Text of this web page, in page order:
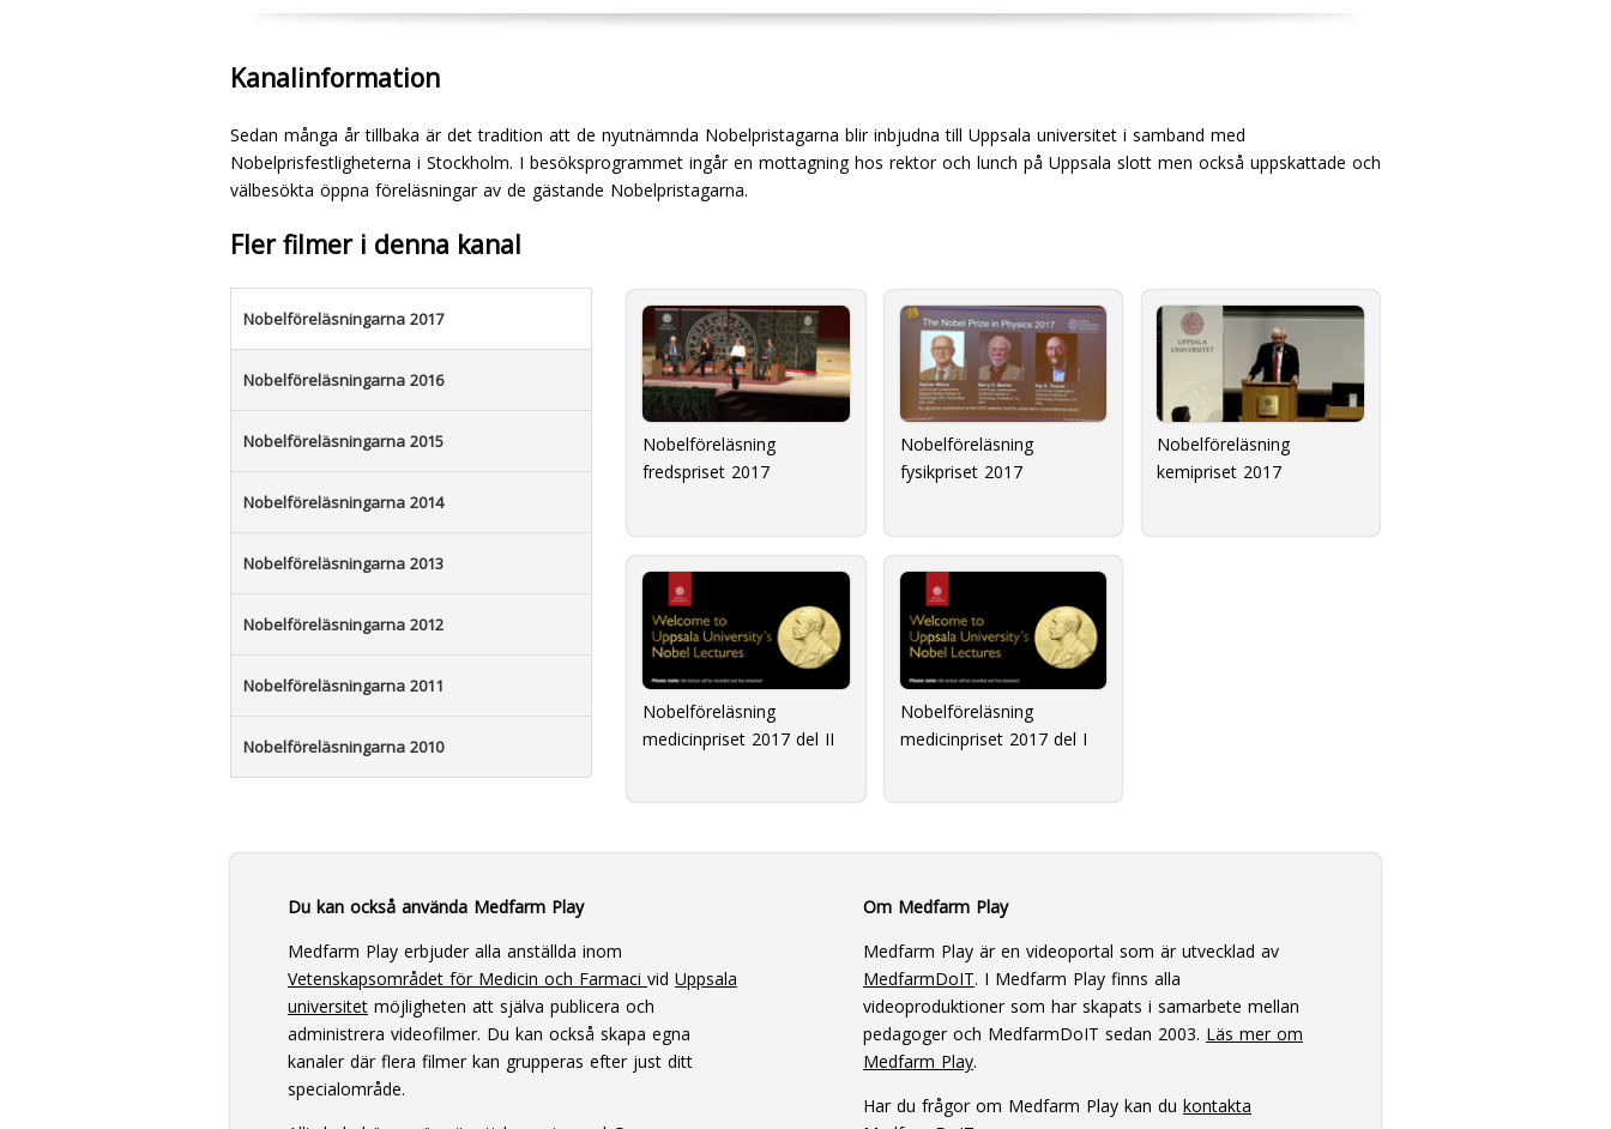
Kanalinformation
Sedan många år tillbaka är det tradition att de nyutnämnda Nobelpristagarna blir inbjudna till Uppsala universitet i samband med
Nobelprisfestligheterna i Stockholm. I besöksprogrammet ingår en mottagning hos rektor och lunch på Uppsala slott men också uppskattade och
välbesökta öppna föreläsningar av de gästande Nobelpristagarna.
Fler filmer i denna kanal
Nobelföreläsningarna 2017
Nobelföreläsningarna 2016
Nobelföreläsningarna 2015
Nobelföreläsningarna 2014
Nobelföreläsningarna 2013
Nobelföreläsningarna 2012
Nobelföreläsningarna 2011
Nobelföreläsningarna 2010
Nobelföreläsning
fredspriset 2017
Nobelföreläsning
fysikpriset 2017
Nobelföreläsning
kemipriset 2017
Nobelföreläsning
medicinpriset 2017 del II
Nobelföreläsning
medicinpriset 2017 del I
Du kan också använda Medfarm Play
Medfarm Play erbjuder alla anställda inom
Vetenskapsområdet för Medicin och Farmaci vid Uppsala
universitet möjligheten att själva publicera och
administrera videofilmer. Du kan också skapa egna
kanaler där flera filmer kan grupperas efter just ditt
specialområde.
Om Medfarm Play
Medfarm Play är en videoportal som är utvecklad av
MedfarmDoIT. I Medfarm Play finns alla
videoproduktioner som har skapats i samarbete mellan
pedagoger och MedfarmDoIT sedan 2003. Läs mer om
Medfarm Play.
Har du frågor om Medfarm Play kan du kontakta